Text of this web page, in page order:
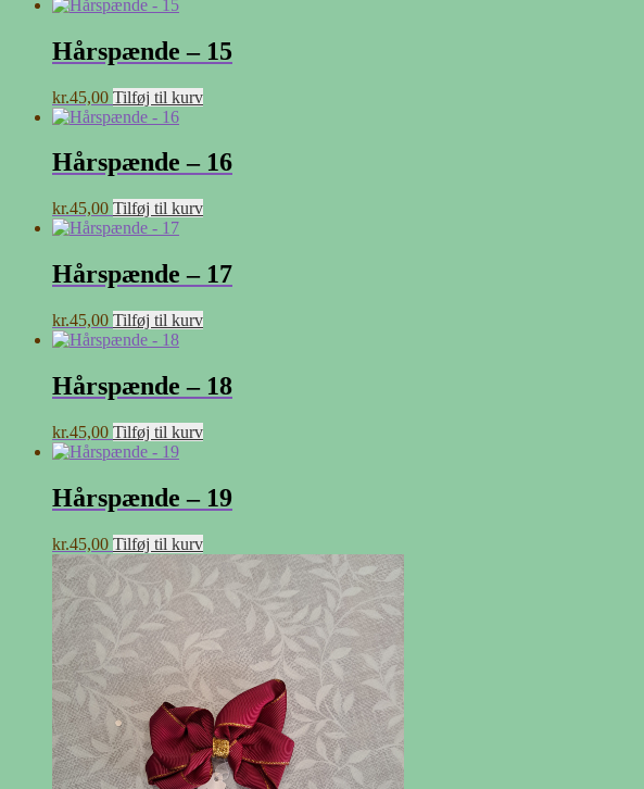
Hårspænde – 15
kr.45,00 Tilføj til kurv
Hårspænde – 16
kr.45,00 Tilføj til kurv
Hårspænde – 17
kr.45,00 Tilføj til kurv
Hårspænde – 18
kr.45,00 Tilføj til kurv
Hårspænde – 19
kr.45,00 Tilføj til kurv